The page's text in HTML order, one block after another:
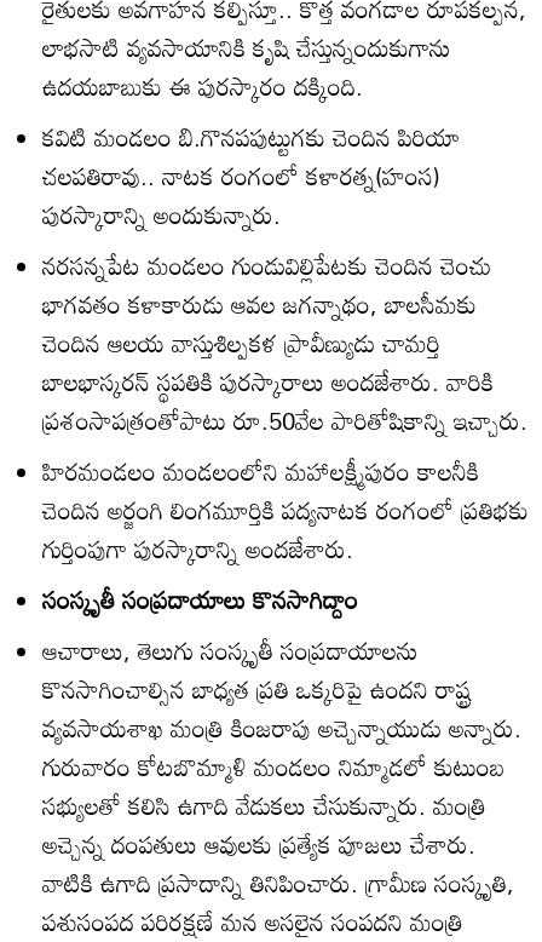
లాభసాటి వ్యవసాయానికి కృషి చేస్తున్నందుకుగాను
ఉదయబాబుకు ఈ పురస్కారం దక్కింది.
కవిటి మండలం బి.గొనపపుట్టుగకు చెందిన పిరియా
చలపతిరావు.. నాటక రంగంలో కళారత్న(హంస)
పురస్కారాన్ని అందుకున్నారు.
నరసన్నపేట మండలం గుండువిల్లిపేటకు చెందిన చెంచు
భాగవతం కళాకారుడు ఆవల జగన్నాథం, బాలసీమకు
చెందిన ఆలయ వాస్తుశిల్పకళ ప్రావీణ్యుడు చామర్తి
బాలభాస్కరన్‌ స్థపతికి పురస్కారాలు అందజేశారు. వారికి
ప్రశంసాపత్రంతోపాటు రూ.50వేల పారితోషికాన్ని ఇచ్చారు.
హిరమండలం మండలంలోని మహాలక్ష్మీపురం కాలనీకి
చెందిన అర్జంగి లింగమూర్తికి పద్యనాటక రంగంలో ప్రతిభకు
గుర్తింపుగా పురస్కారాన్ని అందజేశారు.
సంస్కృతీ సంప్రదాయాలు కొనసాగిద్దాం
ఆచారాలు, తెలుగు సంస్కృతీ సంప్రదాయాలను
కొనసాగించాల్సిన బాధ్యత ప్రతి ఒక్కరిపై ఉందని రాష్ట్ర
వ్యవసాయశాఖ మంత్రి కింజరాపు అచ్చెన్నాయుడు అన్నారు.
గురువారం కోటబొమ్మాళి మండలం నిమ్మాడలో కుటుంబ
సభ్యులతో కలిసి ఉగాది వేడుకలు చేసుకున్నారు. మంత్రి
అచ్చెన్న దంపతులు ఆవులకు ప్రత్యేక పూజలు చేశారు.
వాటికి ఉగాది ప్రసాదాన్ని తినిపించారు. గ్రామీణ సంస్కృతి,
పశుసంపద పరిరక్షణే మన అసలైన సంపదని మంత్రి